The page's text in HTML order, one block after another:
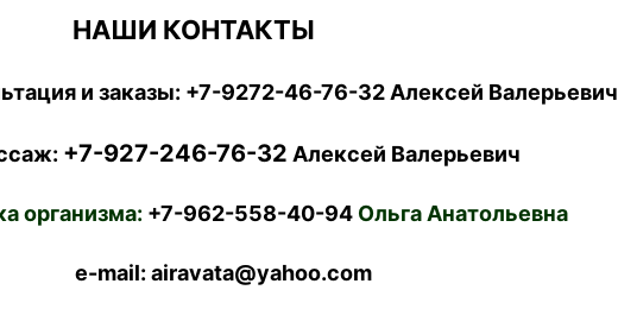
НАШИ КОНТАКТЫ
и заказы: +7-9272-46-76-32 Алексей Валерьевич
+7-927-246-76-32 Алексей Валерьевич
организма: +7-962-558-40-94Ольга Анатольевна
e-mail: airavata@yahoo.com